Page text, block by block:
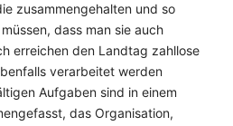
zusammengehalten und so
dass man sie auch
erreichen den Landtag zahllose
verarbeitet werden
Aufgaben sind in einem
das Organisation,